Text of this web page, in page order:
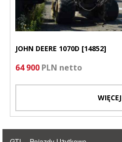
JOHN DEERE 1070D [14852]
64 900 PLN netto
WIĘCEJ